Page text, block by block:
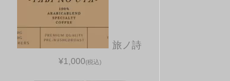
旅ノ詩
¥1,000(税込)